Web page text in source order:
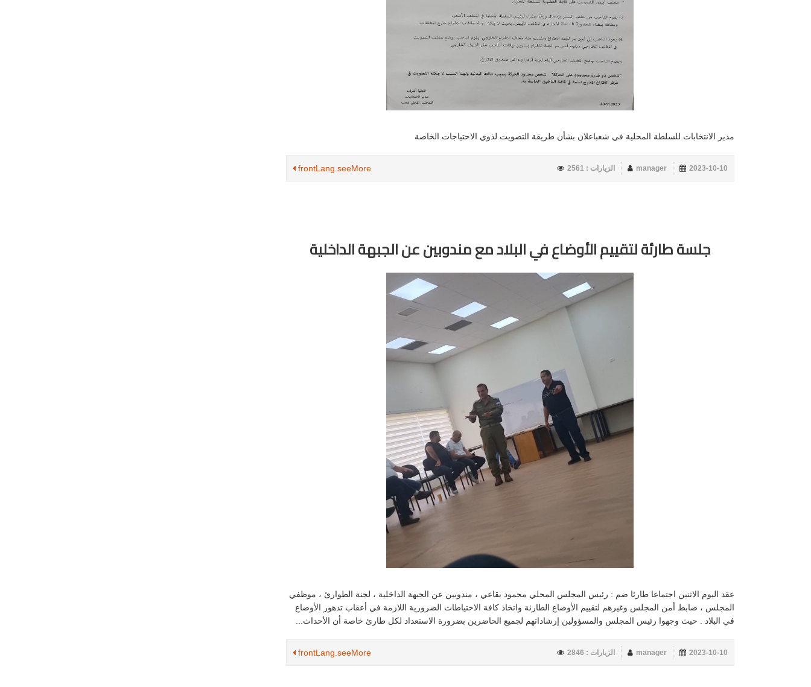
مدير الانتخابات للسلطة المحلية في شعباعلان بشأن طريقة التصويت لذوي الاحتياجات الخاصة
2023-10-10
manager الزيارات : 2561 frontLang.seeMore
جلسة طارئة لتقييم الأوضاع في البلاد مع مندوبين عن الجبهة الداخلية
عقد اليوم الاثنين اجتماعا طارئا ضم : رئيس المجلس المحلي محمود بقاعي ، مندوبين عن الجبهة الداخلية ، لجنة الطوارئ ، موظفي
المجلس ، ضابط أمن المجلس وغيرهم لتقييم الأوضاع الطارئة واتخاذ كافة الاحتياطات الضرورية اللازمة في أعقاب تدهور الأوضاع
في البلاد . حيث وجهوا رئيس المجلس والمسؤولين إرشاداتهم لجميع الحاضرين بضرورة الاستعداد لكل طارئ خاصة أن الأحداث...
2023-10-10
manager الزيارات : 2846 frontLang.seeMore